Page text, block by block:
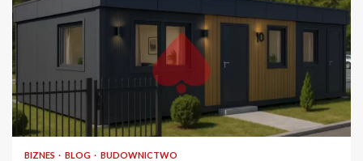
3 min odczytu
BIZNES BLOG BUDOWNICTWO